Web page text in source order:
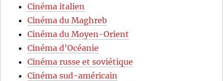
Cinéma italien
Cinéma du Maghreb
Cinéma du Moyen-Orient
Cinéma d’Océanie
Cinéma russe et soviétique
Cinéma sud-américain